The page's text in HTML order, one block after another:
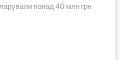
понад 40 млн грн